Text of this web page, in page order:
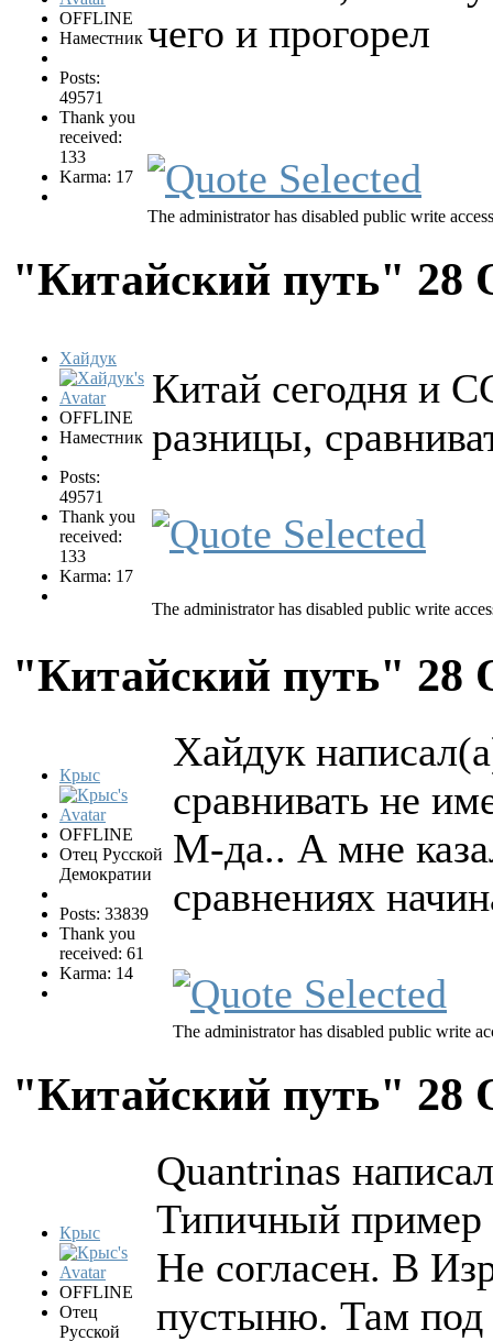
OFFLINE
Наместник
Posts:
49571
Thank you
received:
133
Karma: 17
чего и прогорел
The administrator has disabled public write
"Китайский путь" 28
Хайдук
OFFLINE
Наместник
Posts:
49571
Thank you
received:
133
Karma: 17
Китай сегодня и
разницы,
The administrator has disabled public write
"Китайский путь" 28
Крыс
OFFLINE
Отец Русской
Демократии
Posts: 33839
Thank you
received: 61
Karma: 14
Хайдук
сравнивать не
М-да.. А мне
сравнениях
The administrator has disabled public write
"Китайский путь" 28
Крыс
OFFLINE
Отец
Русской
Quantrinas
Типичный пример
Не согласен. В
пустыню. Там под